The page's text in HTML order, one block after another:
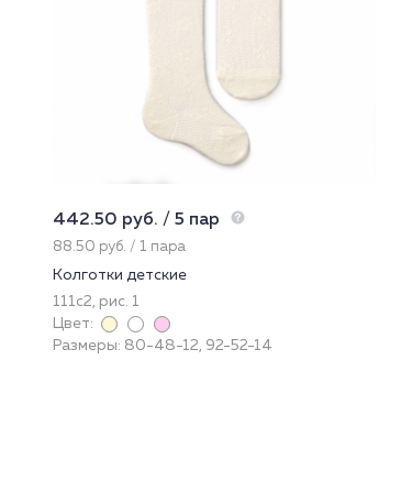
442.50 руб. / 5 пар
88.50 руб. / 1 пара
Колготки детские
111с2, рис. 1
Цвет:
Размеры: 80-48-12, 92-52-14